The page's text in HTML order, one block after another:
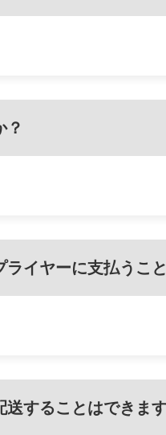
？
イヤーに支払うこ
することはできま